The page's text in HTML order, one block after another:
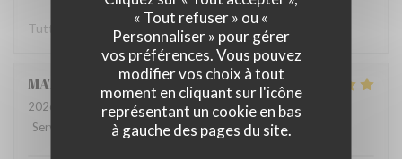
« Tout refuser » ou «
Personnaliser » pour gérer
vos préférences. Vous pouvez
modifier vos choix à tout
moment en cliquant sur l'icône
représentant un cookie en bas
à gauche des pages du site.
Tutto molto buono. Carbonade buonissima
MATHIEU
2026-06-07
- 19:00 - Couverts 2
Service
Ambiance: 5/5 Cuisine:5/5 Qualité / Prix